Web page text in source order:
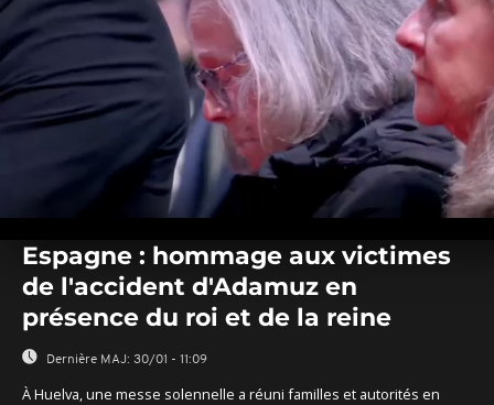
seconds
seconds
Espagne : hommage aux victimes
de l'accident d'Adamuz en
présence du roi et de la reine
Dernière MAJ: 30/01 - 11:09
À Huelva, une messe solennelle a réuni familles et autorités en